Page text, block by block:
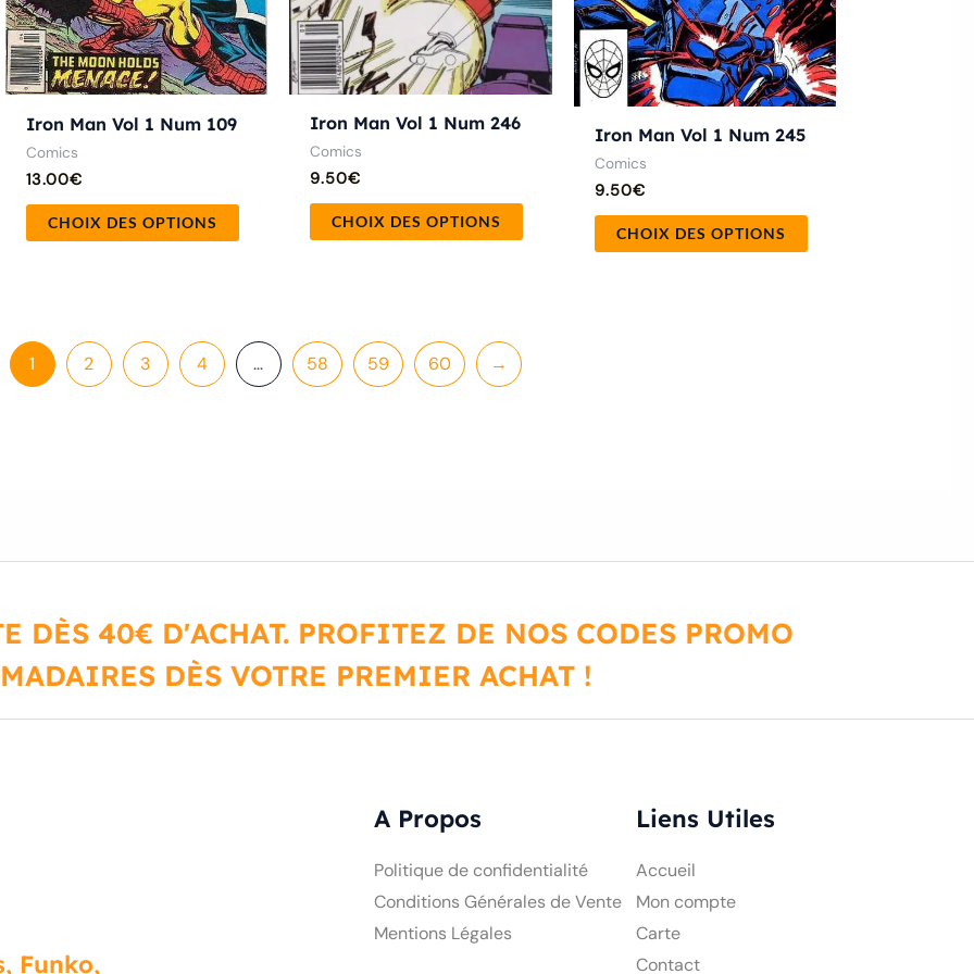
Iron Man Vol 1 Num 109
Comics
13.00€
CHOIX DES OPTIONS
sur
la
page
Iron Man Vol 1 Num 246
Comics
9.50€
CHOIX DES OPTIONS
sur
page
Iron Man Vol 1 Num 245
Comics
9.50€
CHOIX DES OPTIONS
sur
la
page
1 2 3 4 … 58 59 60 →
DÈS 40€ D'ACHAT. PROFITEZ DE NOS CODES PROMO
DÈS VOTRE PREMIER ACHAT !
Funko,
A Propos
Politique de confidentialité
Conditions Générales de Vente
Mentions Légales
Liens Utiles
Accueil
Mon compte
Carte
Contact